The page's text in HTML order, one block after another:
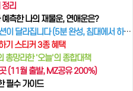
리
측한 나의 재물운, 연애운은?
니다 (5분 완성, 침대에서 하는 초간단 루틴)
기 스티커 3종 혜택
총망라한 '오늘'의 종합대책
(11월 출발, MZ공유 200%)
필수 가이드